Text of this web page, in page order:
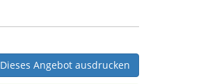
Dieses Angebot ausdrucken